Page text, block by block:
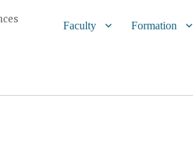
menu
Faculty Formation